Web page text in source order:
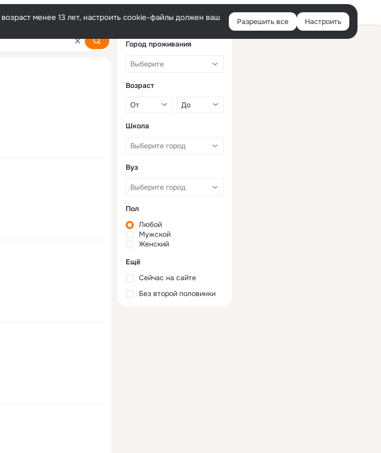
Войти
менее 13 лет, настроить cookie-файлы должен ваш
Разрешить все Настроить
Город проживания
Возраст
Школа
Вуз
Пол
Любой
Мужской
Женский
Ещё
Сейчас на сайте
Без второй половинки